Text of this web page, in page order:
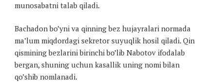
munosabatni talab qiladi.
Bachadon bo’yni va qinning bez hujayralari normada
ma’lum miqdordagi sekretor suyuqlik hosil qiladi. Qin
qismining bezlarini birinchi bo’lib Nabotov ifodalab
bergan, shuning uchun kasallik uning nomi bilan
qo’shib nomlanadi.